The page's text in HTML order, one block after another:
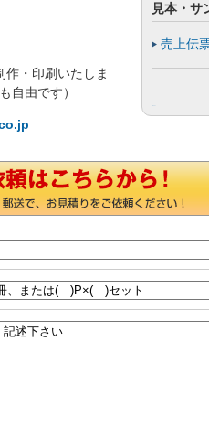
・印刷いたしま
自由です）
見本・サ
売上伝